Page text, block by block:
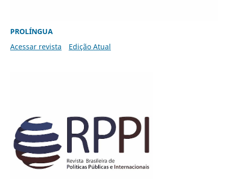
PROLÍNGUA
Acessar revista
Edição Atual